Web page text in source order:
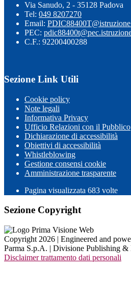
Via Sanudo, 2 - 35128 Padova
Tel: 049 8207270
Email:
PEC:
C.F.: 92200400288
Sezione Link Utili
Cookie policy
Note legali
Informativa Privacy
Ufficio Relazioni con il Pubblico
Dichiarazione di accessibilità
Obiettivi di accessibilità
Whistleblowing
Gestione consensi cookie
Amministrazione trasparente
Pagina visualizzata 683 volte
Sezione Copyright
Copyright 2026 | Engineered and
Parma S.p.A. | Divisione Publishing
Disclaimer trattamento dati personali